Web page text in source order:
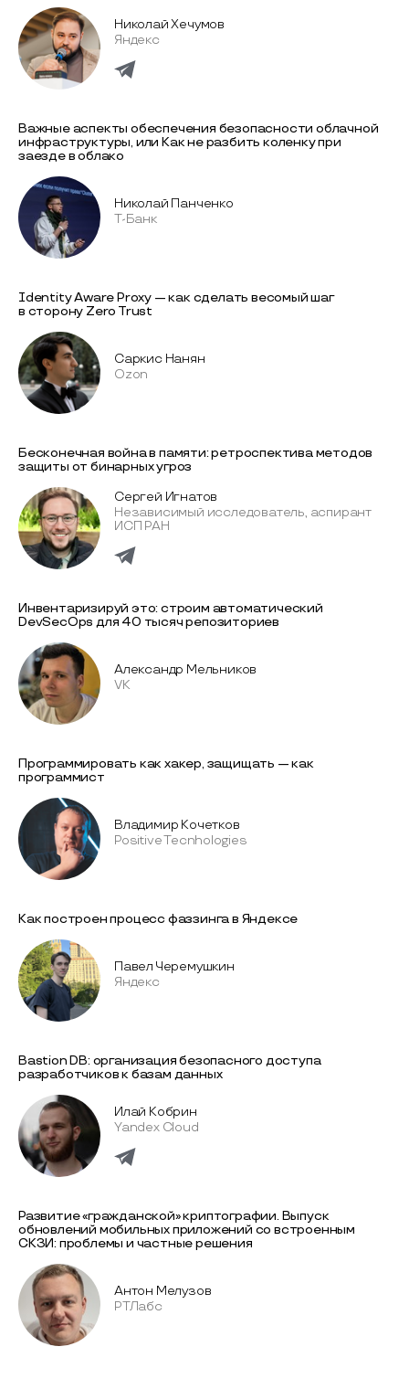
Николай Хечумов
Яндекс
Важные аспекты обеспечения безопасности облачной
инфраструктуры, или Как не разбить коленку при
заезде в облако
Николай Панченко
Т-Банк
Identity Aware Proxy — как сделать весомый шаг
в сторону Zero Trust
Саркис Нанян
Ozon
Бесконечная война в памяти: ретроспектива методов
защиты от бинарных угроз
Сергей Игнатов
Независимый исследователь, аспирант
ИСП РАН
Инвентаризируй это: строим автоматический
DevSecOps для 40 тысяч репозиториев
Александр Мельников
VK
Программировать как хакер, защищать — как
программист
Владимир Кочетков
Positive Tecnhologies
Как построен процесс фаззинга в Яндексе
Павел Черемушкин
Яндекс
Bastion DB: организация безопасного доступа
разработчиков к базам данных
Илай Кобрин
Yandex Cloud
Развитие «гражданской» криптографии. Выпуск
обновлений мобильных приложений со встроенным
СКЗИ: проблемы и частные решения
Антон Мелузов
РТЛабс